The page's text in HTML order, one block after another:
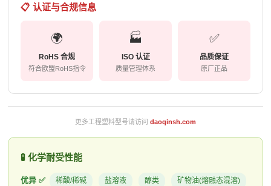
📋 认证与合规信息
🌍
RoHS 合规
符合欧盟RoHS指令
🏭
ISO 认证
质量管理体系
✅
品质保证
原厂正品
更多工程塑料型号请访问 daoqinsh.com
🧪 化学耐受性能
优异 ✅ 稀酸/稀碱 盐溶液 醇类 矿物油(熔融态混溶)